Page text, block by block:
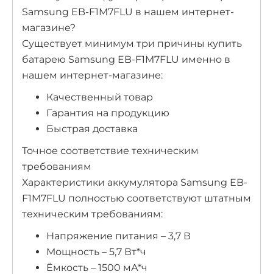
Samsung EB-F1M7FLU в нашем интернет-
магазине?
Существует минимум три причины купить
батарею Samsung EB-F1M7FLU именно в
нашем интернет-магазине:
Качественный товар
Гарантия на продукцию
Быстрая доставка
Точное соответствие техническим
требованиям
Характеристики аккумулятора Samsung EB-
F1M7FLU полностью соответствуют штатным
техническим требованиям:
Напряжение питания – 3,7 В
Мощность – 5,7 Вт*ч
Ёмкость – 1500 мА*ч